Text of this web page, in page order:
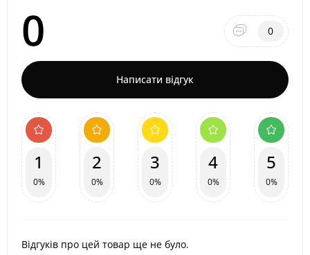
0 0
Написати відгук
1
0%
2
0%
3
0%
4
0%
5
0%
Відгуків про цей товар ще не було.